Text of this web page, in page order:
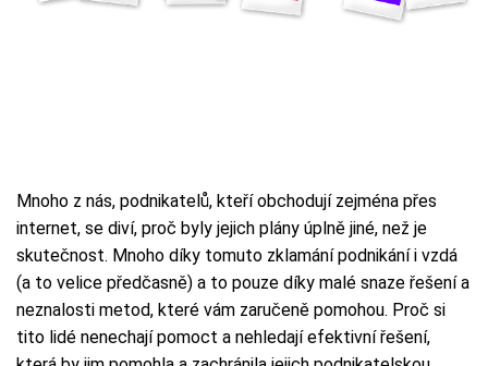
Mnoho z nás, podnikatelů, kteří obchodují zejména přes
internet, se diví, proč byly jejich plány úplně jiné, než je
skutečnost. Mnoho díky tomuto zklamání podnikání i vzdá
(a to velice předčasně) a to pouze díky malé snaze řešení a
neznalosti metod, které vám zaručeně pomohou. Proč si
tito lidé nenechají pomoct a nehledají efektivní řešení,